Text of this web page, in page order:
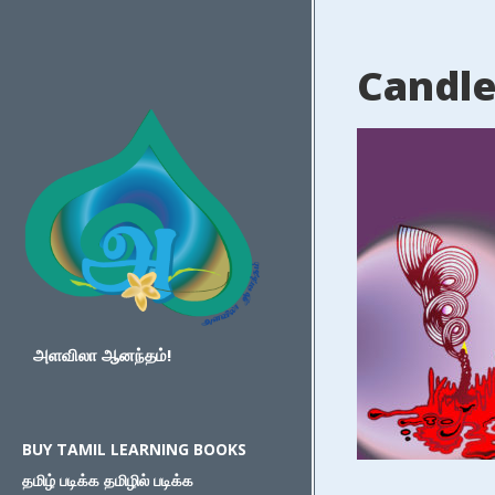
அளவிலா ஆனந்தம்!
BUY TAMIL LEARNING BOOKS
தமிழ் படிக்க தமிழில் படிக்க